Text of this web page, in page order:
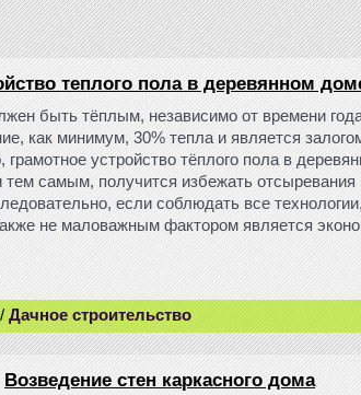
теплого пола в деревянном
быть тёплым, независимо от времени
как минимум, 30% тепла и является
грамотное устройство тёплого пола в
тем самым, получится избежать
если соблюдать все
не маловажным фактором является
/Дачное строительство
Возведение стен каркасного дома